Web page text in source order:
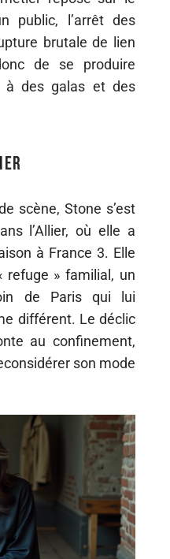
public, l’arrêt des
brutale de lien
de se produire
à des galas et des
scène, Stone s’est
l’Allier, où elle a
à France 3. Elle
» familial, un
de Paris qui lui
différent. Le déclic
au confinement,
son mode